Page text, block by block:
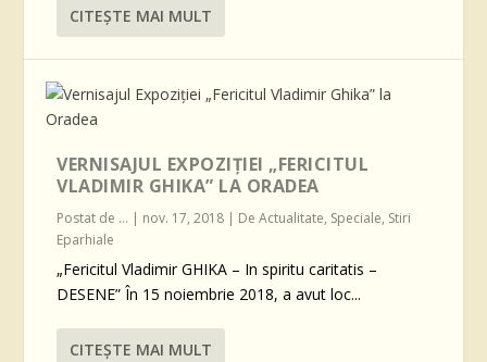
CITEŞTE MAI MULT
VERNISAJUL EXPOZIȚIEI „FERICITUL
VLADIMIR GHIKA” LA ORADEA
Postat de ... | nov. 17, 2018 | De Actualitate, Speciale, Stiri
Eparhiale
„Fericitul Vladimir GHIKA – In spiritu caritatis –
DESENE” În 15 noiembrie 2018, a avut loc...
CITEŞTE MAI MULT